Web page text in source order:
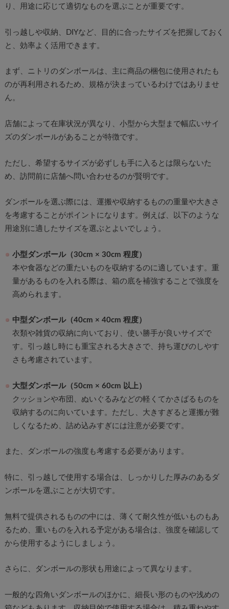
り、用途に応じて適切なものを選ぶことが重要です。
引っ越しや収納、DIYなど、目的に合ったサイズを把握しておく
と、効率よく活用できます。
まず、ニトリのダンボールは、主に商品の梱包に使用されたも
のが再利用されるため、規格が決まっているわけではありませ
ん。
店舗によって在庫状況が異なり、小型から大型まで幅広いサイ
ズのダンボールがあることが特徴です。
ただし、希望するサイズが必ずしも手に入るとは限らないた
め、訪問前に店舗へ問い合わせるのが賢明です。
ダンボールを選ぶ際には、運搬や収納するものの重量や大きさ
を考慮することがポイントになります。例えば、以下のような
用途別に適したサイズを選ぶとよいでしょう。
小型ダンボール（30cm × 30cm 程度）
本や食器などの重たいものを収納するのに適しています。重
量があるものを入れる際は、箱の底を補強することで強度を
高められます。
中型ダンボール（40cm × 40cm 程度）
衣類や雑貨の収納に向いており、使い勝手が良いサイズで
す。引っ越し時にも重宝される大きさで、持ち運びのしやす
さも考慮されています。
大型ダンボール（50cm × 60cm 以上）
クッションや布団、ぬいぐるみなどの軽くてかさばるものを
収納するのに向いています。ただし、大きすぎると運搬が難
しくなるため、詰め込みすぎには注意が必要です。
また、ダンボールの強度も考慮する必要があります。
特に、引っ越しで使用する場合は、しっかりした厚みのあるダ
ンボールを選ぶことが大切です。
無料で提供されるものの中には、薄くて耐久性が低いものもあ
るため、重いものを入れる予定がある場合は、強度を確認して
から使用するようにしましょう。
さらに、ダンボールの形状も用途によって異なります。
一般的な四角いダンボールのほかに、細長い形のものや浅めの